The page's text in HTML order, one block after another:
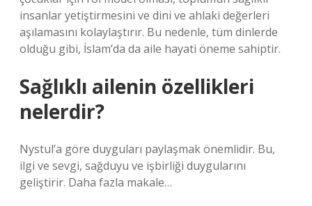
insanlar yetiştirmesini ve dini ve ahlaki değerleri
aşılamasını kolaylaştırır. Bu nedenle, tüm dinlerde
olduğu gibi, İslam’da da aile hayati öneme sahiptir.
Sağlıklı ailenin özellikleri
nelerdir?
Nystul’a göre duyguları paylaşmak önemlidir. Bu,
ilgi ve sevgi, sağduyu ve işbirliği duygularını
geliştirir. Daha fazla makale…